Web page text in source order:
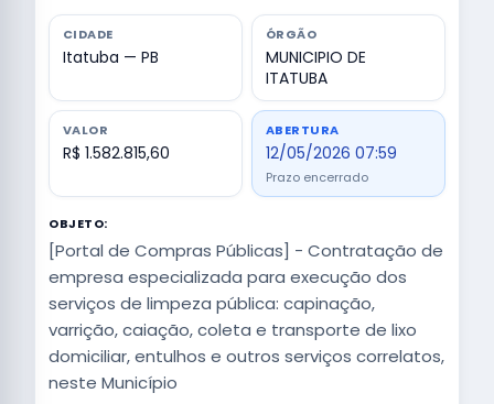
CIDADE
Itatuba — PB
ÓRGÃO
MUNICIPIO DE
ITATUBA
VALOR
R$ 1.582.815,60
ABERTURA
12/05/2026 07:59
Prazo encerrado
OBJETO:
[Portal de Compras Públicas] - Contratação de
empresa especializada para execução dos
serviços de limpeza pública: capinação,
varrição, caiação, coleta e transporte de lixo
domiciliar, entulhos e outros serviços correlatos,
neste Município